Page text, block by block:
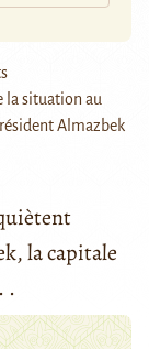
la situation au
Almazbek
la capitale
.